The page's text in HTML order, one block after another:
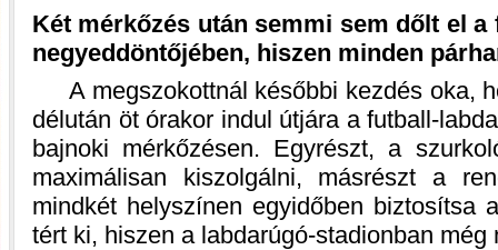
Két mérkőzés után semmi sem dőlt el
negyeddöntőjében, hiszen minden
A megszokottnál későbbi kezdés oka,
délután öt órakor indul útjára a futball-
bajnoki mérkőzésen. Egyrészt, a
maximálisan kiszolgálni, másrészt a
mindkét helyszínen egyidőben biztosítsa
tért ki, hiszen a labdarúgó-stadionban